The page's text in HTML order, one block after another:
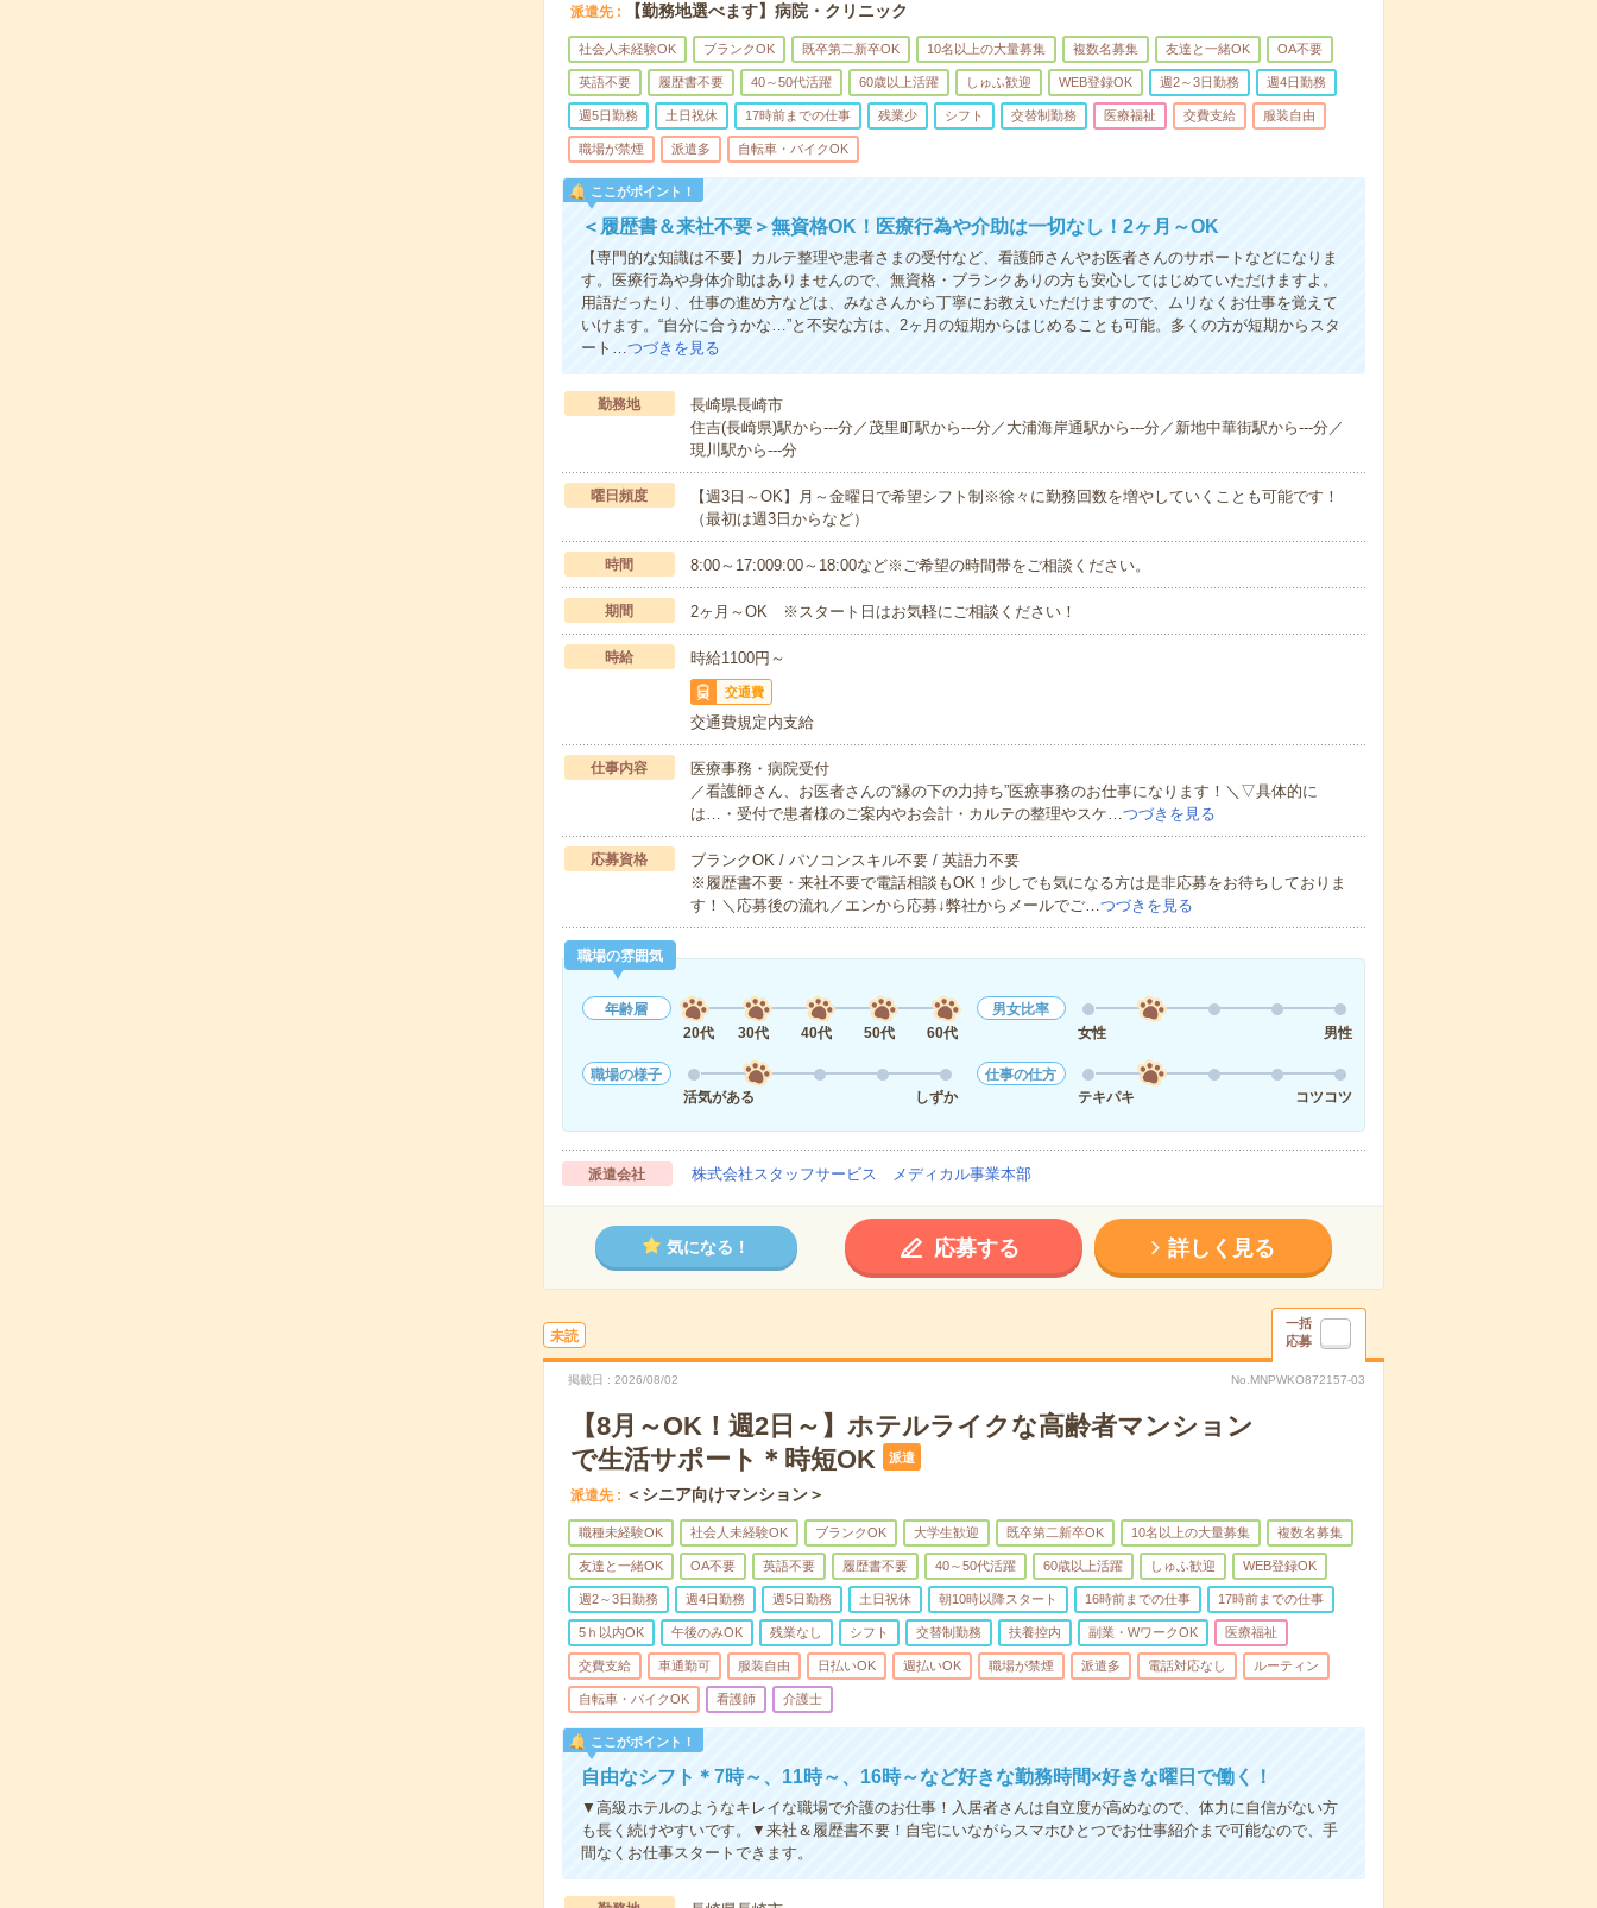
派遣先 【勤務地選べます】病院・クリニック
社会人未経験OK ブランクOK 既卒第二新卒OK 10名以上の大量募集 複数名募集 友達と一緒OK OA不要
英語不要 履歴書不要 40～50代活躍 60歳以上活躍 しゅふ歓迎 WEB登録OK 週2～3日勤務 週4日勤務
週5日勤務 土日祝休 17時前までの仕事 残業少 シフト 交替制勤務 医療福祉 交費支給 服装自由
職場が禁煙 派遣多 自転車・バイクOK
ここがポイント！
＜履歴書＆来社不要＞無資格OK！医療行為や介助は一切なし！2ヶ月～OK
【専門的な知識は不要】カルテ整理や患者さまの受付など、看護師さんやお医者さんのサポートなどになりま
す。医療行為や身体介助はありませんので、無資格・ブランクありの方も安心してはじめていただけますよ。
用語だったり、仕事の進め方などは、みなさんから丁寧にお教えいただけますので、ムリなくお仕事を覚えて
いけます。“自分に合うかな…”と不安な方は、2ヶ月の短期からはじめることも可能。多くの方が短期からスタ
ート…つづきを見る
勤務地
長崎県長崎市
住吉(長崎県)駅から---分／茂里町駅から---分／大浦海岸通駅から---分／新地中華街駅から---分／
現川駅から---分
曜日頻度
【週3日～OK】月～金曜日で希望シフト制※徐々に勤務回数を増やしていくことも可能です！
（最初は週3日からなど）
時間 8:00～17:009:00～18:00など※ご希望の時間帯をご相談ください。
期間 2ヶ月～OK ※スタート日はお気軽にご相談ください！
時給 時給1100円～
交通費
交通費規定内支給
仕事内容
医療事務・病院受付
／看護師さん、お医者さんの“縁の下の力持ち”医療事務のお仕事になります！＼▽具体的に
は…・受付で患者様のご案内やお会計・カルテの整理やスケ…つづきを見る
応募資格
ブランクOK / パソコンスキル不要 / 英語力不要
※履歴書不要・来社不要で電話相談もOK！少しでも気になる方は是非応募をお待ちしておりま
す！＼応募後の流れ／エンから応募↓弊社からメールでご…つづきを見る
職場の雰囲気
年齢層
20代
30代 40代 50代 60代
男女比率
女性
男性
職場の様子
活気がある
しずか
仕事の仕方
テキパキ
コツコツ
派遣会社 株式会社スタッフサービス メディカル事業本部
気になる！ 応募する 詳しく見る
未読
一括
応募
掲載日 2026/08/02 No.MNPWKO872157-03
【8月～OK！週2日～】ホテルライクな高齢者マンション
で生活サポート＊時短OK
派遣
派遣先 ＜シニア向けマンション＞
職種未経験OK 社会人未経験OK ブランクOK 大学生歓迎 既卒第二新卒OK 10名以上の大量募集 複数名募集
友達と一緒OK OA不要 英語不要 履歴書不要 40～50代活躍 60歳以上活躍 しゅふ歓迎 WEB登録OK
週2～3日勤務 週4日勤務 週5日勤務 土日祝休 朝10時以降スタート 16時前までの仕事 17時前までの仕事
5ｈ以内OK 午後のみOK 残業なし シフト 交替制勤務 扶養控内 副業・WワークOK 医療福祉
交費支給 車通勤可 服装自由 日払いOK 週払いOK 職場が禁煙 派遣多 電話対応なし ルーティン
自転車・バイクOK 看護師 介護士
ここがポイント！
自由なシフト＊7時～、11時～、16時～など好きな勤務時間×好きな曜日で働く！
▼高級ホテルのようなキレイな職場で介護のお仕事！入居者さんは自立度が高めなので、体力に自信がない方
も長く続けやすいです。▼来社＆履歴書不要！自宅にいながらスマホひとつでお仕事紹介まで可能なので、手
間なくお仕事スタートできます。